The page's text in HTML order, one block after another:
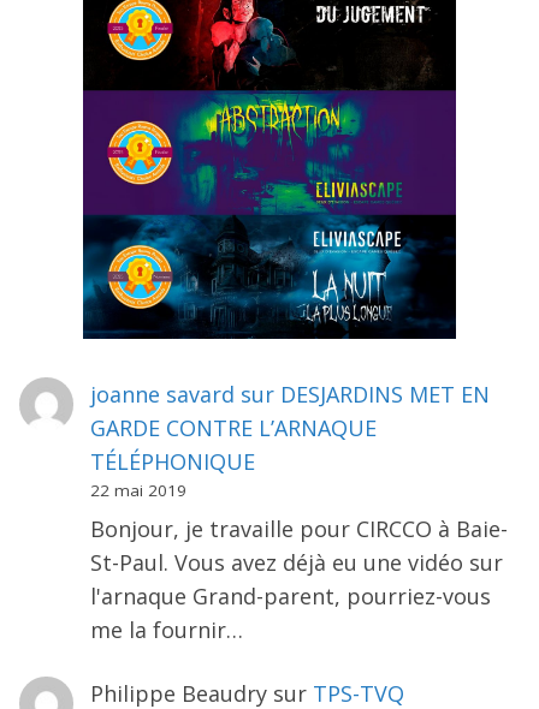
joanne savard sur DESJARDINS MET EN
GARDE CONTRE L’ARNAQUE
TÉLÉPHONIQUE
22 mai 2019
Bonjour, je travaille pour CIRCCO à Baie-
St-Paul. Vous avez déjà eu une vidéo sur
l'arnaque Grand-parent, pourriez-vous
me la fournir…
Philippe Beaudrysur TPS-TVQ